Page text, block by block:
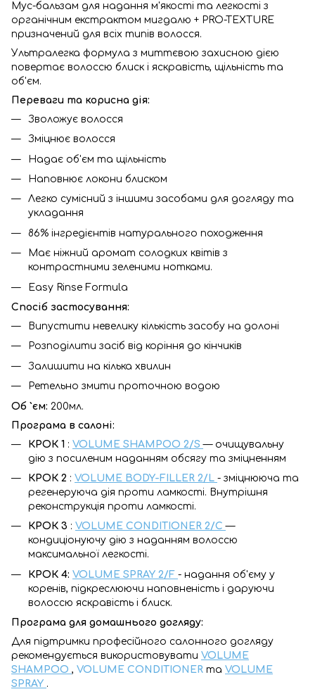
Мус-бальзам для надання м'якості та легкості з
органічним екстрактом мигдалю + PRO-TEXTURE
призначений для всіх типів волосся.
Ультралегка формула з миттєвою захисною дією
повертає волоссю блиск і яскравість, щільність та
об'єм.
Переваги та корисна дія:
Зволожує волосся
Зміцнює волосся
Надає об'єм та щільність
Наповнює локони блиском
Легко сумісний з іншими засобами для догляду та
укладання
86% інгредієнтів натурального походження
Має ніжний аромат солодких квітів з
контрастними зеленими нотками.
Easy Rinse Formula
Спосіб застосування:
Випустити невелику кількість засобу на долоні
Розподілити засіб від коріння до кінчиків
Залишити на кілька хвилин
Ретельно змити проточною водою
Об `єм: 200мл.
Програма в салоні:
КРОК 1 : VOLUME SHAMPOO 2/S— очищувальну
дію з посиленим наданням обсягу та зміцненням
КРОК 2 : VOLUME BODY-FILLER 2/L - зміцнююча та
регенеруюча дія проти ламкості. Внутрішня
реконструкція проти ламкості.
КРОК 3 : VOLUME CONDITIONER 2/C—
кондиціонуючу дію з наданням волоссю
максимальної легкості.
КРОК 4: VOLUME SPRAY 2/F - надання об'єму у
коренів, підкреслюючи наповненість і даруючи
волоссю яскравість і блиск.
Програма для домашнього догляду:
Для підтримки професійного салонного догляду
рекомендується використовувати VOLUME
SHAMPOO , VOLUME CONDITIONER та VOLUME
SPRAY .